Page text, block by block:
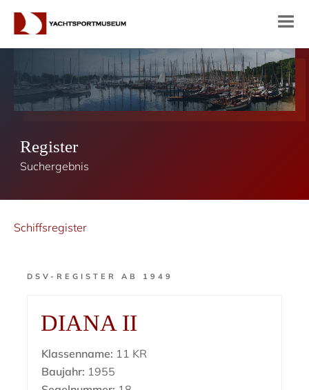
Register
Suchergebnis
Schiffsregister
DSV-REGISTER AB 1949
DIANA II
Klassenname: 11 KR
Baujahr: 1955